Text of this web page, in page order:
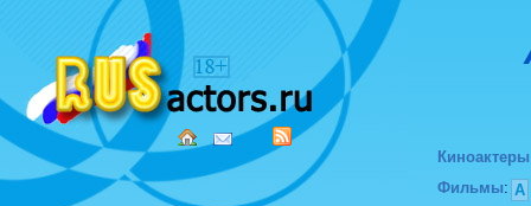
Киноактеры
Фильмы: А